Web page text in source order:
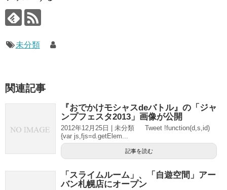
未分類
関連記事
『おでかけモシャスdeバトル』の「ジャ
ンプフェスタ2013」画像が公開
2012年12月25日 | 未分類 Tweet !function(d,s,id)
{var js,fjs=d.getElem...
記事を読む
「スライムルーム」、「自遊空間」アー
バン札幌店にオープン